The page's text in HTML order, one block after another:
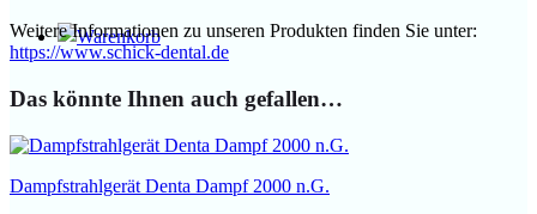
Weitere Informationen zu unseren Produkten finden Sie unter:
https://www.schick-dental.de
Das könnte Ihnen auch gefallen…
Dampfstrahlgerät Denta Dampf 2000 n.G.